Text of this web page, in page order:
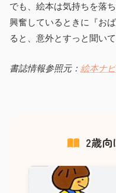
でも、絵本は気持ちを落
興奮しているときに『お
ると、意外とすっと聞い
書誌情報参照元： 絵本ナビ
2歳